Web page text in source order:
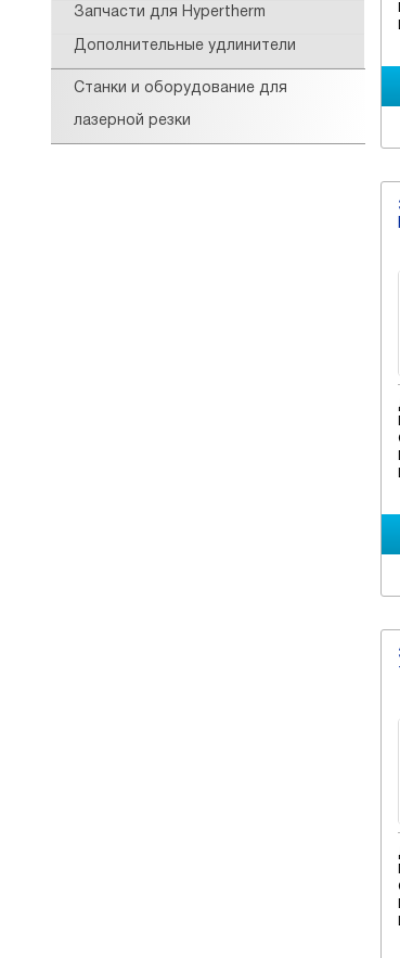
Запчасти для Hypertherm
Дополнительные удлинители
Станки и оборудование для
лазерной резки